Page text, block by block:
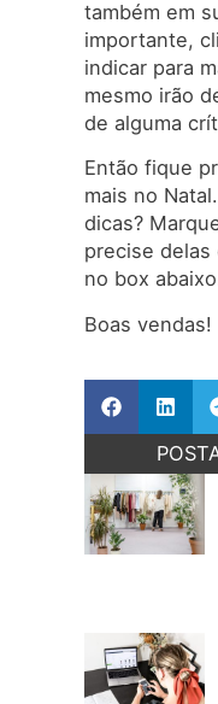
também em
importante,
indicar para
mesmo irão
de alguma
Então fique
mais no
dicas?
precise
no box
Boas vendas!